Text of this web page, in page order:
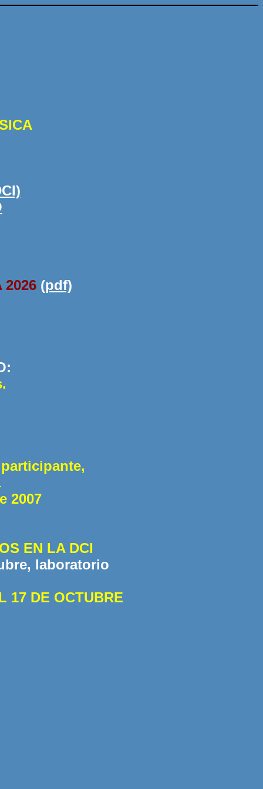
2026 (pdf)
2007
EN LA DCI
laboratorio
17 DE OCTUBRE